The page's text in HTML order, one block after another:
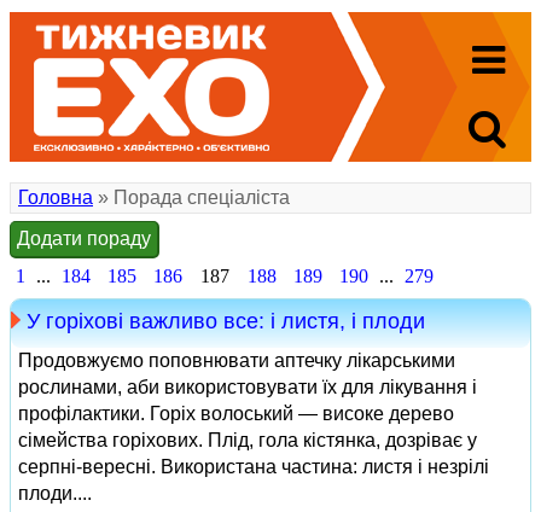
Головна » Порада спеціаліста
Додати пораду
1
... 184 185 186 187 188 189 190 ... 279
У горіхові важливо все: і листя, і плоди
Продовжуємо поповнювати аптечку лікарськими
рослинами, аби використовувати їх для лікування і
профілактики. Горіх волоський — високе дерево
сімейства горіхових. Плід, гола кістянка, дозріває у
серпні-вересні. Використана частина: листя і незрілі
плоди....